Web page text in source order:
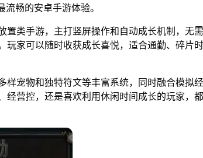
畅的安卓手游体验。
置类手游，主打竖屏操作和自动成长机制，无
玩家可以随时收获成长喜悦，适合通勤、碎片
样宠物和独特符文等丰富系统，同时融合模拟
经营控，还是喜欢利用休闲时间成长的玩家，